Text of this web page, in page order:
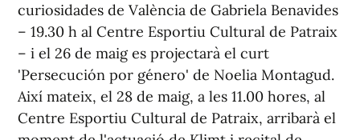
curiosidades de València de Gabriela Benavides
– 19.30 h al Centre Esportiu Cultural de Patraix
– i el 26 de maig es projectarà el curt
'Persecución por género' de Noelia Montagud.
Així mateix, el 28 de maig, a les 11.00 hores, al
Centre Esportiu Cultural de Patraix, arribarà el